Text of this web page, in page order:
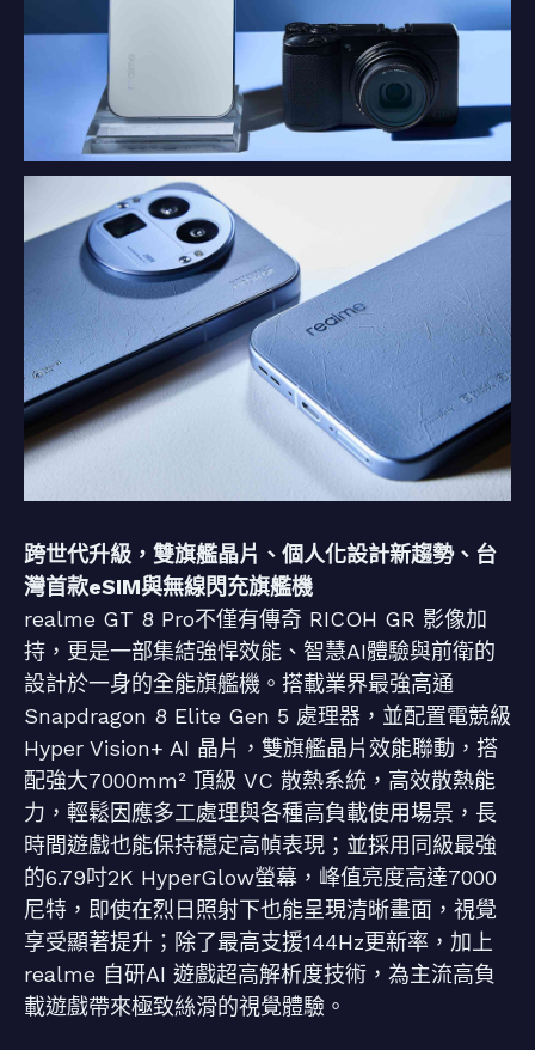
跨世代升級，雙旗艦晶片、個人化設計新趨勢、台
灣首款eSIM與無線閃充旗艦機
realme GT 8 Pro不僅有傳奇 RICOH GR 影像加
持，更是一部集結強悍效能、智慧AI體驗與前衛的
設計於一身的全能旗艦機。搭載業界最強高通
Snapdragon 8 Elite Gen 5 處理器，並配置電競級
Hyper Vision+ AI 晶片，雙旗艦晶片效能聯動，搭
配強大7000mm² 頂級 VC 散熱系統，高效散熱能
力，輕鬆因應多工處理與各種高負載使用場景，長
時間遊戲也能保持穩定高幀表現；並採用同級最強
的6.79吋2K HyperGlow螢幕，峰值亮度高達7000
尼特，即使在烈日照射下也能呈現清晰畫面，視覺
享受顯著提升；除了最高支援144Hz更新率，加上
realme 自研AI 遊戲超高解析度技術，為主流高負
載遊戲帶來極致絲滑的視覺體驗。